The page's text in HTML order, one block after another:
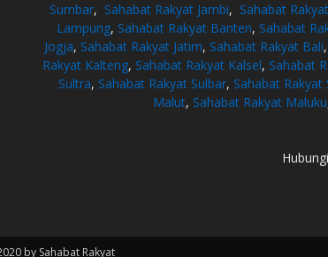
Sumbar, Sahabat Rakyat Jambi, Sahabat
Lampung, Sahabat Rakyat Banten, Sahabat
Jogja, Sahabat Rakyat Jatim, Sahabat Rakyat Bali,
Rakyat Kalteng, Sahabat Rakyat Kalsel, Sahabat
Sultra, Sahabat Rakyat Sulbar, Sahabat Rakyat
Malut, Sahabat Rakyat Maluku
by Sahabat Rakyat